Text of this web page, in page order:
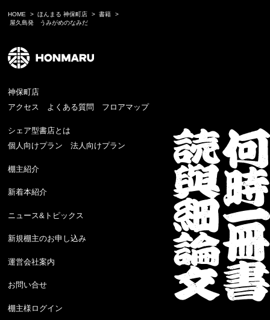
HOME ほんまる 神保町店
書籍
屋久島発 うみがめのなみだ
神保町店
アクセス
よくある質問 フロアマップ
シェア型書店とは
個人向けプラン
法人向けプラン
棚主紹介
新着本紹介
ニュース&トピックス
新規棚主のお申し込み
運営会社案内
お問い合せ
棚主様ログイン